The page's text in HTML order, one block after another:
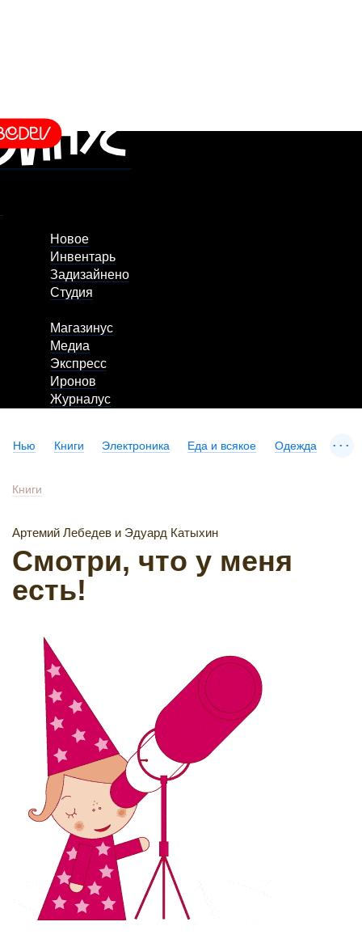
Новое
Инвентарь
Задизайнено
Студия
Магазинус
Медиа
Экспресс
Иронов
Журналус
Нью Книги Электроника Еда и всякое Одежда ...
Книги
Артемий Лебедев и Эдуард Катыхин
Смотри, что у меня
есть!